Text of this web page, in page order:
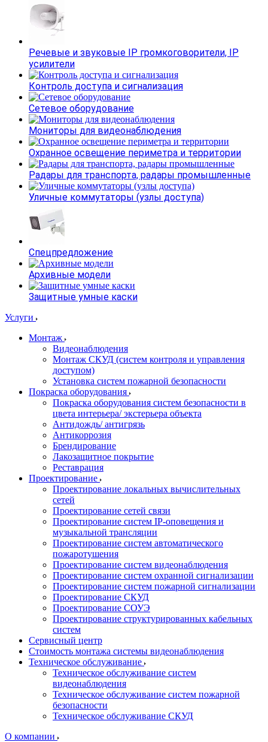
Речевые и звуковые IP громкоговорители, IP
усилители
Контроль доступа и сигнализация
Сетевое оборудование
Мониторы для видеонаблюдения
Охранное освещение периметра и территории
Радары для транспорта, радары промышленные
Уличные коммутаторы (узлы доступа)
Спецпредложение
Архивные модели
Защитные умные каски
Услуги
Монтаж
Видеонаблюдения
Монтаж СКУД (систем контроля и управления
доступом)
Установка систем пожарной безопасности
Покраска оборудования
Покраска оборудования систем безопасности в
цвета интерьера/ экстерьера объекта
Антидождь/ антигрязь
Антикоррозия
Брендирование
Лакозащитное покрытие
Реставрация
Проектирование
Проектирование локальных вычислительных
сетей
Проектирование сетей связи
Проектирование систем IP-оповещения и
музыкальной трансляции
Проектирование систем автоматического
пожаротушения
Проектирование систем видеонаблюдения
Проектирование систем охранной сигнализации
Проектирование систем пожарной сигнализации
Проектирование СКУД
Проектирование СОУЭ
Проектирование структурированных кабельных
систем
Сервисный центр
Стоимость монтажа системы видеонаблюдения
Техническое обслуживание
Техническое обслуживание систем
видеонаблюдения
Техническое обслуживание систем пожарной
безопасности
Техническое обслуживание СКУД
О компании